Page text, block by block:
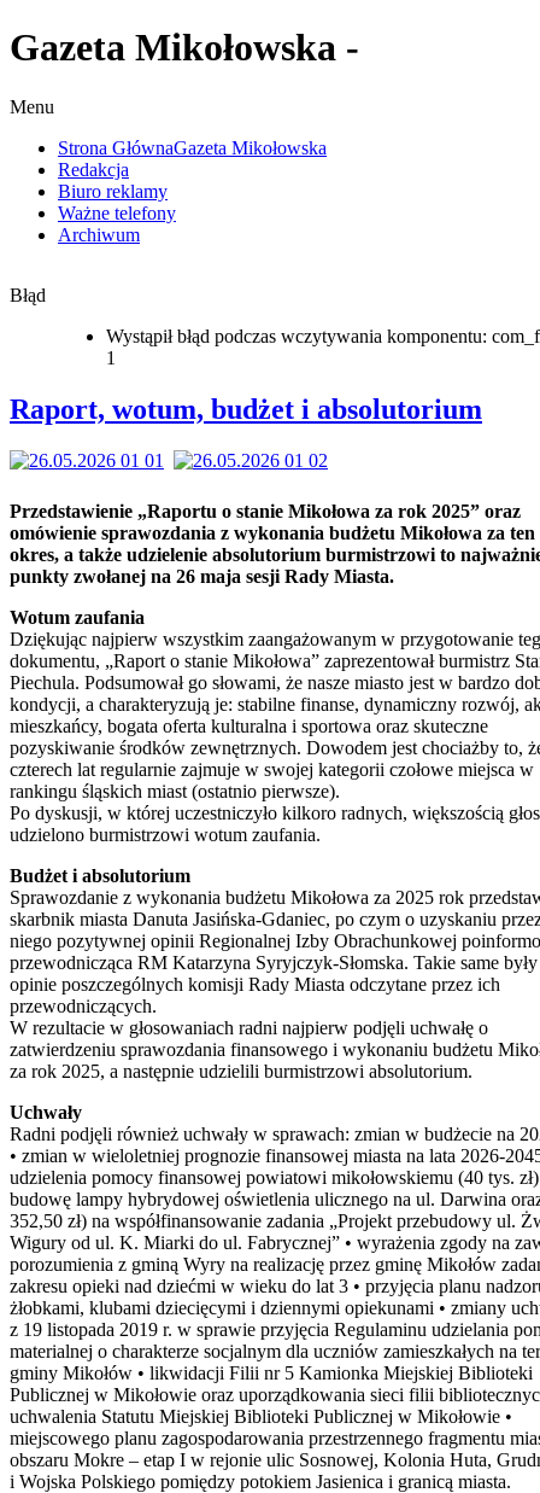
Gazeta Mikołowska -
Menu
Strona GłównaGazeta Mikołowska
Redakcja
Biuro reklamy
Ważne telefony
Archiwum
Błąd
Wystąpił błąd podczas wczytywania komponentu:
1
Raport, wotum, budżet i absolutorium
Przedstawienie „Raportu o stanie Mikołowa za rok 2025” oraz
omówienie sprawozdania z wykonania budżetu Mikołowa za ten
okres, a także udzielenie absolutorium burmistrzowi to
punkty zwołanej na 26 maja sesji Rady Miasta.
Wotum zaufania
Dziękując najpierw wszystkim zaangażowanym w przygotowanie
dokumentu, „Raport o stanie Mikołowa” zaprezentował burmistrz
Piechula. Podsumował go słowami, że nasze miasto jest w bardzo
kondycji, a charakteryzują je: stabilne finanse, dynamiczny rozwój,
mieszkańcy, bogata oferta kulturalna i sportowa oraz skuteczne
pozyskiwanie środków zewnętrznych. Dowodem jest chociażby to,
czterech lat regularnie zajmuje w swojej kategorii czołowe miejsca w
rankingu śląskich miast (ostatnio pierwsze).
Po dyskusji, w której uczestniczyło kilkoro radnych, większością
udzielono burmistrzowi wotum zaufania.
Budżet i absolutorium
Sprawozdanie z wykonania budżetu Mikołowa za 2025 rok
skarbnik miasta Danuta Jasińska-Gdaniec, po czym o uzyskaniu
niego pozytywnej opinii Regionalnej Izby Obrachunkowej
przewodnicząca RM Katarzyna Syryjczyk-Słomska. Takie same były
opinie poszczególnych komisji Rady Miasta odczytane przez ich
przewodniczących.
W rezultacie w głosowaniach radni najpierw podjęli uchwałę o
zatwierdzeniu sprawozdania finansowego i wykonaniu budżetu
za rok 2025, a następnie udzielili burmistrzowi absolutorium.
Uchwały
Radni podjęli również uchwały w sprawach: zmian w budżecie na
• zmian w wieloletniej prognozie finansowej miasta na lata 2026-
udzielenia pomocy finansowej powiatowi mikołowskiemu (40 tys.
budowę lampy hybrydowej oświetlenia ulicznego na ul. Darwina
352,50 zł) na współfinansowanie zadania „Projekt przebudowy ul.
Wigury od ul. K. Miarki do ul. Fabrycznej” • wyrażenia zgody na
porozumienia z gminą Wyry na realizację przez gminę Mikołów
zakresu opieki nad dziećmi w wieku do lat 3 • przyjęcia planu
żłobkami, klubami dziecięcymi i dziennymi opiekunami • zmiany
z 19 listopada 2019 r. w sprawie przyjęcia Regulaminu udzielania
materialnej o charakterze socjalnym dla uczniów zamieszkałych na
gminy Mikołów • likwidacji Filii nr 5 Kamionka Miejskiej Biblioteki
Publicznej w Mikołowie oraz uporządkowania sieci filii
uchwalenia Statutu Miejskiej Biblioteki Publicznej w Mikołowie •
miejscowego planu zagospodarowania przestrzennego fragmentu
obszaru Mokre – etap I w rejonie ulic Sosnowej, Kolonia Huta,
i Wojska Polskiego pomiędzy potokiem Jasienica i granicą miasta.